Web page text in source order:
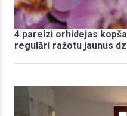
4 pareizi orhidejas
regulāri ražotu jaunus